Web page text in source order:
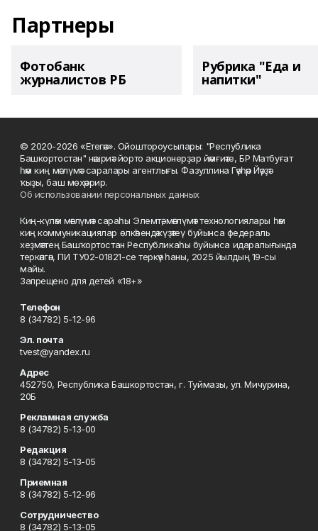
Партнеры
Фотобанк
журналистов РБ
Рубрика "Еда и
напитки"
© 2020-2026 «Етегән». Ойоштороусылары: "Республика
Башкортостан" нәшриәт йорто акционерҙар йәмғиәте, БР Матбуғат
һәм киң мәғлүмәт саралары агентлығы. Фазуллина Гәүһәр Йәүҙәт
ҡыҙы, баш мөхәррир.
Об использовании персональных данных
Киң-күләм мәғлүмәт сараһы Элемтә, мәғлүмәт технологиялары һәм
киң коммуникациялар өлкәһендә күҙәтеү буйынса федераль
хеҙмәттең Башҡортостан Республикаһы буйынса идаралығында
теркәлгән, ПИ ТУ02-01821-се теркәү һаны, 2025 йылдың 19-сы
майы.
Запрещено для детей «18+»
Телефон
8 (34782) 5-12-96
Эл. почта
tvest@yandex.ru
Адрес
452750, Республика Башкортостан, г. Туймазы, ул. Мичурина,
20Б
Рекламная служба
8 (34782) 5-13-00
Редакция
8 (34782) 5-13-05
Приемная
8 (34782) 5-12-96
Сотрудничество
8 (34782) 5-13-05